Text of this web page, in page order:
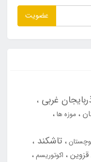
عضویت
غربی
موزه ها
تاشکند
اکوتوریسم